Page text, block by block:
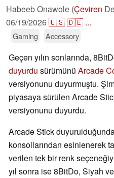
Habeeb Onawole (Çeviren
06/19/2026🇺🇸🇩🇪 ...
Gaming Accessory
Geçen yılın sonlarında,
duyurdu sürümünü Arcade
versiyonunu duyurmuştu.
piyasaya sürülen Arcade
versiyonunu duyurdu.
Arcade Stick
konsollarından esinlenerek
verilen tek bir renk
yıl sonra ise 8BitDo, Siyah